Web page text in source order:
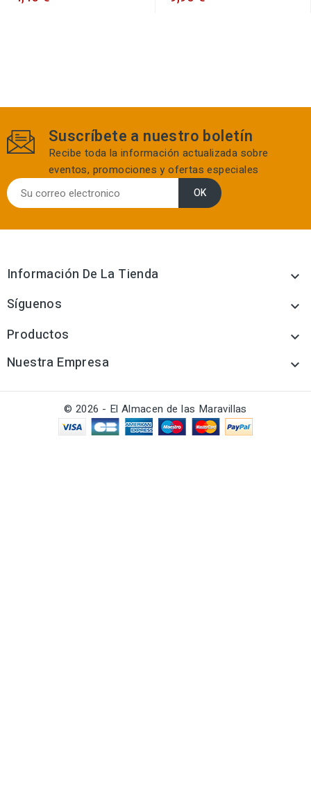
Suscríbete a nuestro boletín
Recibe toda la información actualizada sobre
eventos, promociones y ofertas especiales
Información De La Tienda 
Síguenos 
Productos 
Nuestra Empresa 
© 2026 - El Almacen de las Maravillas